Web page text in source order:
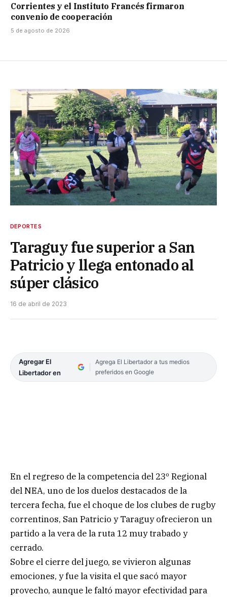
Corrientes y el Instituto Francés firmaron
convenio de cooperación
5 de agosto de 2026
DEPORTES
Taraguy fue superior a San
Patricio y llega entonado al
súper clásico
16 de abril de 2023
Agregar El
Libertador en
Agrega El Libertador a tus medios
preferidos en Google
En el regreso de la competencia del 23º Regional
del NEA, uno de los duelos destacados de la
tercera fecha, fue el choque de los clubes de rugby
correntinos, San Patricio y Taraguy ofrecieron un
partido a la vera de la ruta 12 muy trabado y
cerrado.
Sobre el cierre del juego, se vivieron algunas
emociones, y fue la visita el que sacó mayor
provecho, aunque le faltó mayor efectividad para